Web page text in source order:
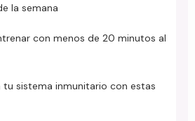
la semana
con menos de 20 minutos al
tu sistema inmunitario con estas